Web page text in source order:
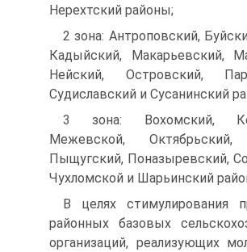
Нерехтский районы;
2 зона: Антроповский,
Кадыйский, Макарьевский,
Нейский, Островский,
Судиславский и Сусанинский
3 зона: Вохомский,
Межевской, Октябрьский,
Пыщугский, Поназыревский,
Чухломской и Шарьинский
В целях стимулирования
районных базовых
организаций, реализующих